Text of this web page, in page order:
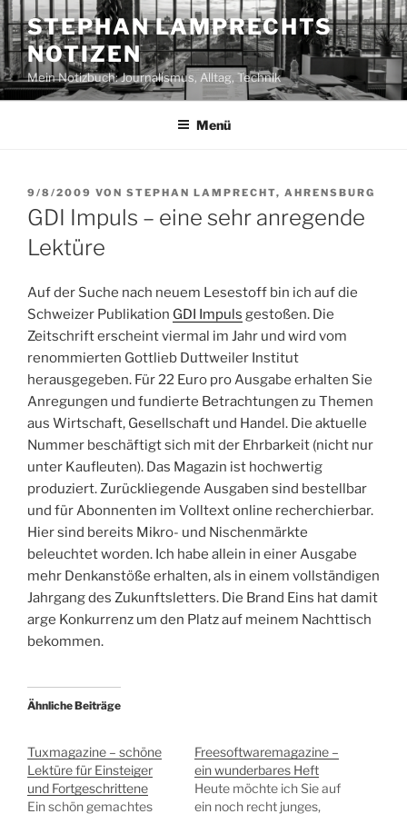
Zum
Inhalt
springen
STEPHAN LAMPRECHTS
NOTIZEN
Mein Notizbuch: Journalismus, Alltag, Technik
Menü
VERÖFFENTLICHT
AM
9/8/2009 VON STEPHAN LAMPRECHT, AHRENSBURG
GDI Impuls – eine sehr anregende
Lektüre
Auf der Suche nach neuem Lesestoff bin ich auf die
Schweizer Publikation GDI Impuls gestoßen. Die
Zeitschrift erscheint viermal im Jahr und wird vom
renommierten Gottlieb Duttweiler Institut
herausgegeben. Für 22 Euro pro Ausgabe erhalten Sie
Anregungen und fundierte Betrachtungen zu Themen
aus Wirtschaft, Gesellschaft und Handel. Die aktuelle
Nummer beschäftigt sich mit der Ehrbarkeit (nicht nur
unter Kaufleuten). Das Magazin ist hochwertig
produziert. Zurückliegende Ausgaben sind bestellbar
und für Abonnenten im Volltext online recherchierbar.
Hier sind bereits Mikro- und Nischenmärkte
beleuchtet worden. Ich habe allein in einer Ausgabe
mehr Denkanstöße erhalten, als in einem vollständigen
Jahrgang des Zukunftsletters. Die Brand Eins hat damit
arge Konkurrenz um den Platz auf meinem Nachttisch
bekommen.
Ähnliche Beiträge
Tuxmagazine – schöne
Lektüre für Einsteiger
und Fortgeschrittene
Ein schön gemachtes
Freesoftwaremagazine –
ein wunderbares Heft
Heute möchte ich Sie auf
ein noch recht junges,